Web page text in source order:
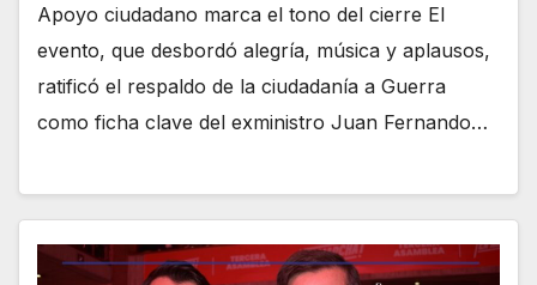
Apoyo ciudadano marca el tono del cierre El
evento, que desbordó alegría, música y aplausos,
ratificó el respaldo de la ciudadanía a Guerra
como ficha clave del exministro Juan Fernando…